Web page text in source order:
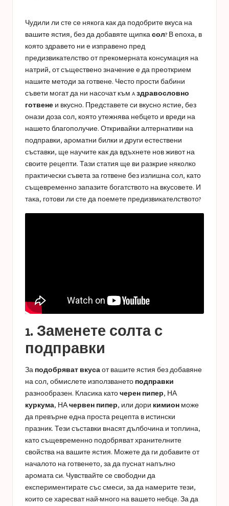
s
t
u
c
e
s
Чудили ли сте се някога как да подобрите вкуса на
вашите ястия, без да добавяте щипка сол? В епоха, в
която здравето ни е изправено пред
предизвикателство от прекомерната консумация на
натрий, от съществено значение е да преоткрием
нашите методи за готвене. Често прости бабини
съвети могат да ни насочат към aздравословно
готвене и вкусно. Представете си вкусно ястие, без
онази доза сол, която утежнява небцето и вреди на
нашето благополучие. Откривайки алтернативи на
подправки, ароматни билки и други естествени
съставки, ще научите как да вдъхнете нов живот на
своите рецепти. Тази статия ще ви разкрие няколко
практически съвета за готвене без излишна сол, като
същевременно запазите богатството на вкусовете. И
така, готови ли сте да поемете предизвикателството?
1. Заменете солта с
подправки
За подобряват вкусаот вашите ястия без добавяне
на сол, обмислете използването подправки
разнообразен. Класика каточерен пипер, НА
куркума, НАчервен пипер, или дори кимион може
да превърне една проста рецепта в истински
празник. Тези съставки внасят дълбочина и топлина,
като същевременно подобряват хранителните
свойства на вашите ястия. Можете да ги добавите от
началото на готвенето, за да пуснат напълно
аромата си. Чувствайте се свободни да
експериментирате със смеси, за да намерите тези,
които се харесват най-много на вашето небце. За да